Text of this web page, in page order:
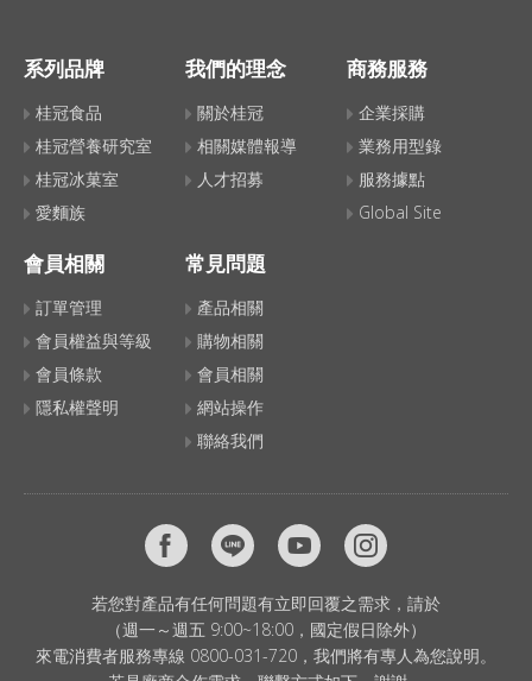
系列品牌
桂冠食品
桂冠營養研究室
桂冠冰菓室
愛麵族
我們的理念
關於桂冠
相關媒體報導
人才招募
商務服務
企業採購
業務用型錄
服務據點
Global Site
會員相關
訂單管理
會員權益與等級
會員條款
隱私權聲明
常見問題
產品相關
購物相關
會員相關
網站操作
聯絡我們
若您對產品有任何問題有立即回覆之需求，請於
（週一～週五 9:00~18:00，國定假日除外）
來電消費者服務專線 0800-031-720，我們將有專人為您說明。